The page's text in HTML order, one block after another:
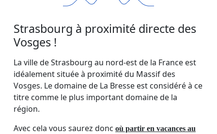
Strasbourg à proximité directe des
Vosges !
La ville de Strasbourg au nord-est de la France est
idéalement située à proximité du Massif des
Vosges. Le domaine de La Bresse est considéré à ce
titre comme le plus important domaine de la
région.
Avec cela vous saurez donc où partir en vacances au